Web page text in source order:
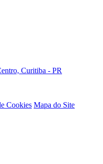
Curitiba - PR
Cookies Mapa do Site